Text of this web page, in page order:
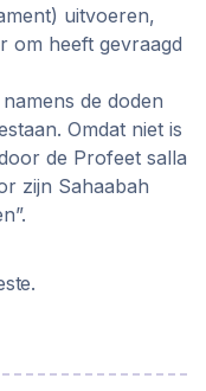
uitvoeren,
om heeft gevraagd
de doden
Omdat niet is
de Profeet salla
zijn Sahaabah